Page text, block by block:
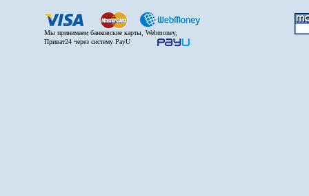
Мы принимаем банковские карты, Webmoney,
Приват24 через систему PayU